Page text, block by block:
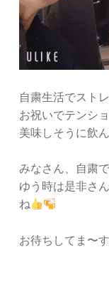
自粛生活でスト
お祝いでテンシ
美味しそうに飲
みなさん、自粛
ゆう時は是非さ
ね
お待ちしてま〜